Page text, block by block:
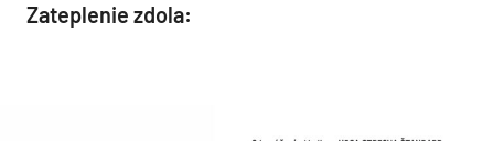
Zateplenie zdola: